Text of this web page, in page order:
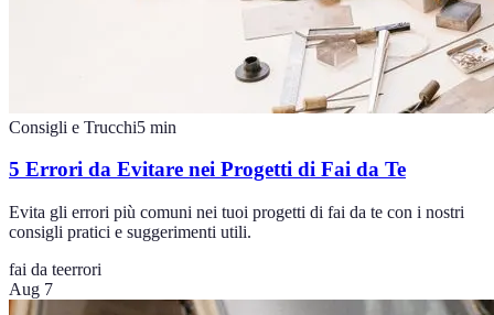
Consigli e Trucchi5 min
5 Errori da Evitare nei Progetti di Fai da Te
Evita gli errori più comuni nei tuoi progetti di fai da te con i nostri
consigli pratici e suggerimenti utili.
fai da teerrori
Aug 7